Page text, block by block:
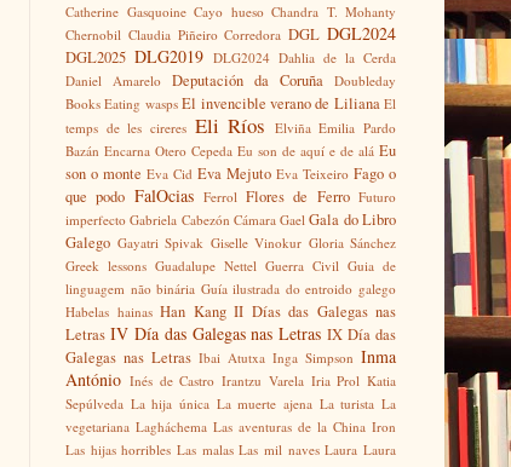
Catherine Gasquoine Cayo hueso Chandra T. Mohanty
Chernobil Claudia Piñeiro Corredora DGL DGL2024
DGL2025 DLG2019 DLG2024 Dahlia de la Cerda
Daniel Amarelo Deputación da Coruña Doubleday
Books Eating wasps El invencible verano de Liliana El
temps de les cireres Eli Ríos Elviña Emilia Pardo
Bazán Encarna Otero Cepeda Eu son de aquí e de alá Eu
son o monte Eva Cid Eva Mejuto Eva Teixeiro Fago o
que podo FalOcias Ferrol Flores de Ferro Futuro
imperfecto Gabriela Cabezón Cámara Gael Gala do Libro
Galego Gayatri Spivak Giselle Vinokur Gloria Sánchez
Greek lessons Guadalupe Nettel Guerra Civil Guia de
linguagem não binária Guía ilustrada do entroido galego
Habelas hainas Han Kang II Días das Galegas nas
Letras IV Día das Galegas nas Letras IX Día das
Galegas nas Letras Ibai Atutxa Inga Simpson Inma
António Inés de Castro Irantzu Varela Iria Prol Katia
Sepúlveda La hija única La muerte ajena La turista La
vegetariana Lagháchema Las aventuras de la China Iron
Las hijas horribles Las malas Las mil naves Laura Laura